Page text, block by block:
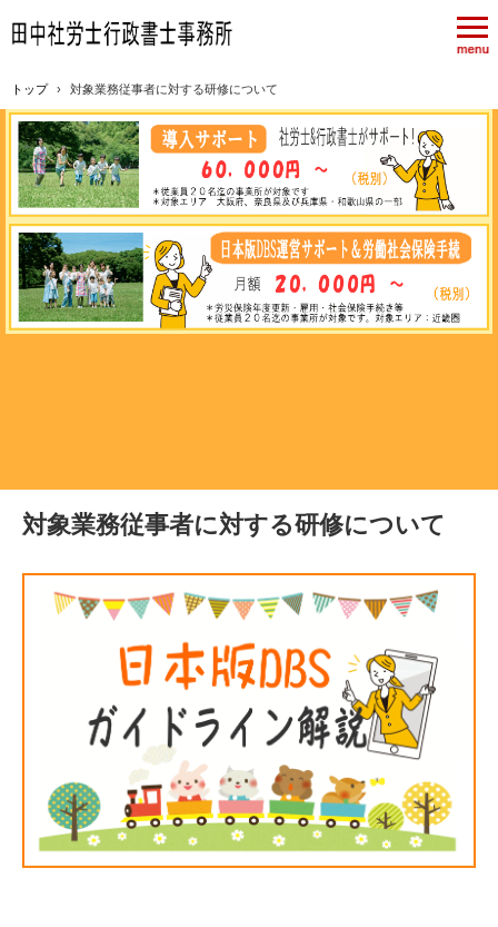
トップ › 対象業務従事者に対する研修について
対象業務従事者に対する研修について